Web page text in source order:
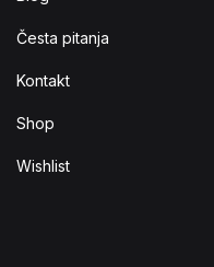
Česta pitanja
Kontakt
Shop
Wishlist